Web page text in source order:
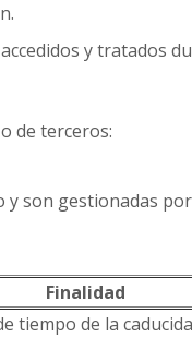
y tratados
de terceros:
son gestionadas
Finalidad
tiempo de la